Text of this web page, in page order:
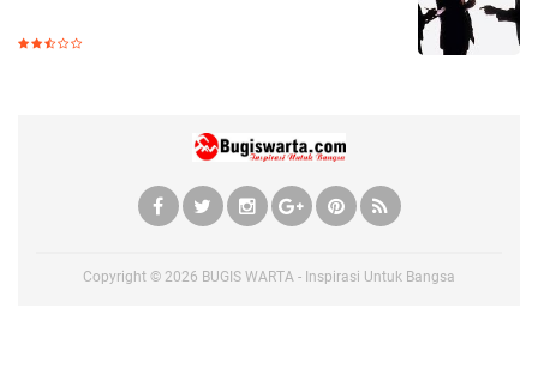
Copyright © 2026 BUGIS WARTA - Inspirasi Untuk Bangsa